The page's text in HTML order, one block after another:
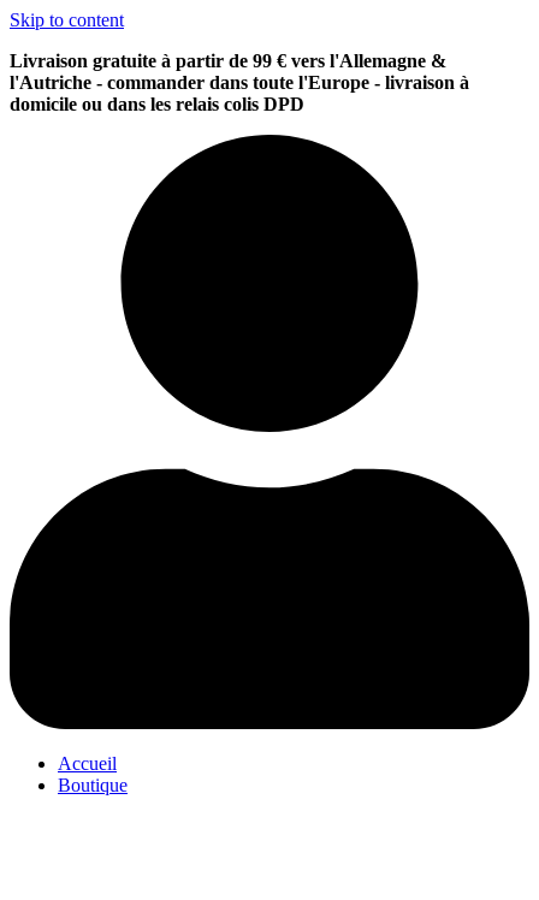
Skip to content
Livraison gratuite à partir de 99 € vers l'Allemagne &
l'Autriche - commander dans toute l'Europe - livraison à
domicile ou dans les relais colis DPD
Accueil
Boutique